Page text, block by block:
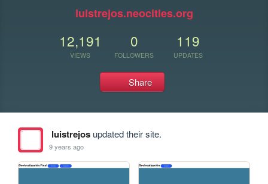
luistrejos.neocities.org
12,191
VIEWS
0
FOLLOWERS
119
UPDATES
Share
luistrejosupdated their site.
9 years ago